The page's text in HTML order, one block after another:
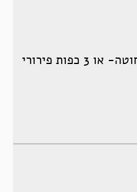
פרוסת חלה רטובה וסחוטה- או 3 כפות פירורי